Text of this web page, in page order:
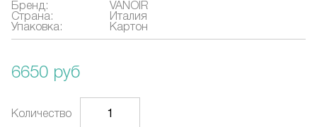
Бренд:
VANOIR
Страна:
Италия
Упаковка:
Картон
6650 руб
Количество